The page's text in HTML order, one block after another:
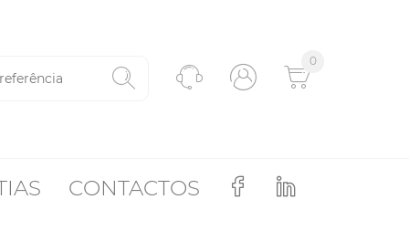
0
CONTACTOS